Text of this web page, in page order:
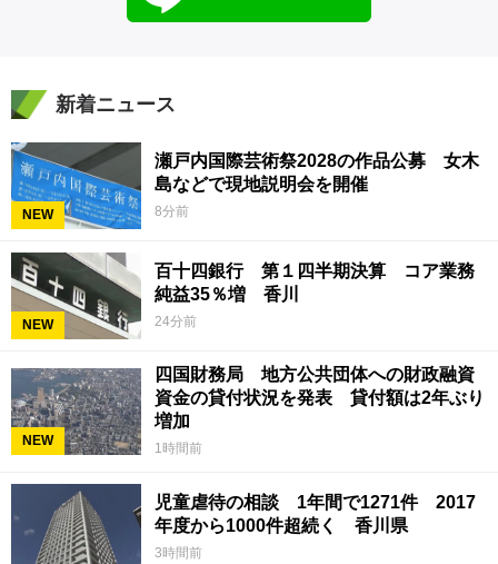
新着ニュース
NEW
瀬戸内国際芸術祭2028の作品公募 女木
島などで現地説明会を開催
8分前
NEW
百十四銀行 第１四半期決算 コア業務
純益35％増 香川
24分前
NEW
四国財務局 地方公共団体への財政融資
資金の貸付状況を発表 貸付額は2年ぶり
増加
1時間前
児童虐待の相談 1年間で1271件 2017
年度から1000件超続く 香川県
3時間前